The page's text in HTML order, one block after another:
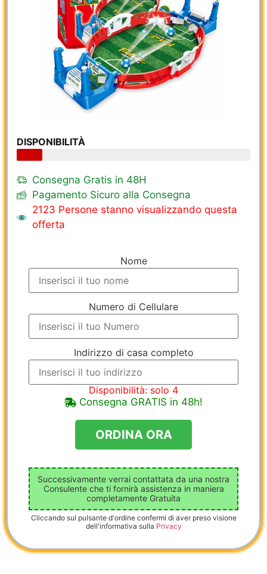
DISPONIBILITÀ
Consegna Gratis in 48H
Pagamento Sicuro alla Consegna
2123 Persone stanno visualizzando questa
offerta
Nome
Numero di Cellulare
Indirizzo di casa completo
Disponibilità: solo 4
Consegna GRATIS in 48h!
Successivamente verrai contattata da una nostra
Consulente che ti fornirà assistenza in maniera
completamente Gratuita
Cliccando sul pulsante d'ordine confermi di aver preso visione
dell'informativa sulla Privacy